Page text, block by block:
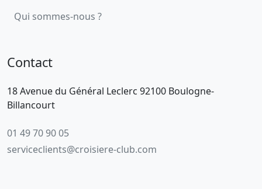
Qui sommes-nous ?
Contact
18 Avenue du Général Leclerc 92100 Boulogne-
Billancourt
01 49 70 90 05
serviceclients@croisiere-club.com